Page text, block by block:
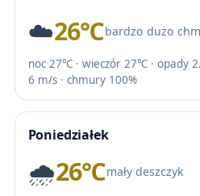
☁️26℃bardzo dużo
noc 27℃ · wieczór 27℃ · opady
6 m/s · chmury 100%
Poniedziałek
🌧️26℃mały deszczyk